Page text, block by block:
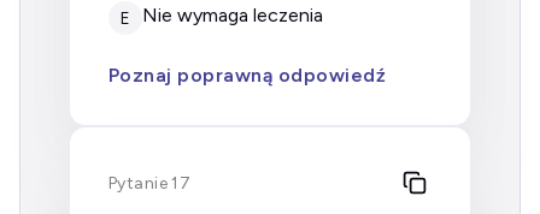
E nie wymaga leczenia
Poznaj poprawną odpowiedź
Pytanie 17